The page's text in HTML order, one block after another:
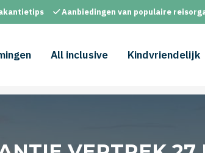
Aanbiedingen van populaire
All inclusive Kindvriendelijk